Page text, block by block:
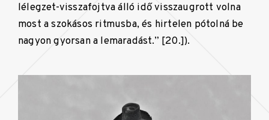
lélegzet-visszafojtva álló idő visszaugrott volna
most a szokásos ritmusba, és hirtelen pótolná be
nagyon gyorsan a lemaradást.” [20.]).